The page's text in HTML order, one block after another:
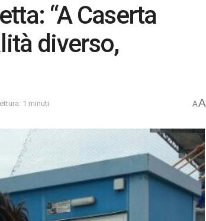
“A Caserta
diverso,
1 minuti AA